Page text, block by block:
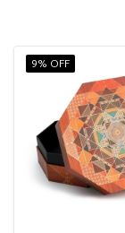
9% OFF